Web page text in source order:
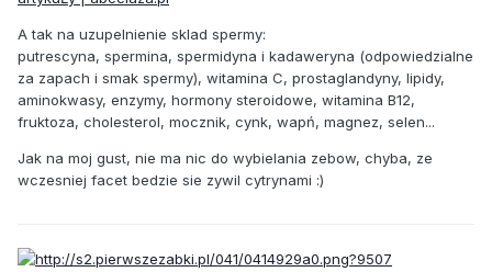
A tak na uzupelnienie sklad spermy:
putrescyna, spermina, spermidyna i kadaweryna (odpowiedzialne
za zapach i smak spermy), witamina C, prostaglandyny, lipidy,
aminokwasy, enzymy, hormony steroidowe, witamina B12,
fruktoza, cholesterol, mocznik, cynk, wapń, magnez, selen...
Jak na moj gust, nie ma nic do wybielania zebow, chyba, ze
wczesniej facet bedzie sie zywil cytrynami :)